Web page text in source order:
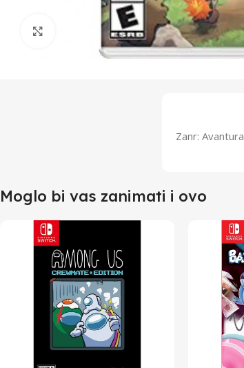
Click to enlarge
Zanr: Avantura
Moglo bi vas zanimati i ovo